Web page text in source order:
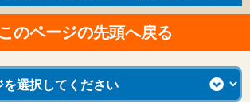
このページの先頭へ戻る